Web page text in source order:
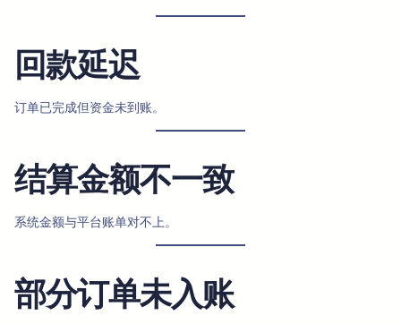
回款延迟
订单已完成但资金未到账。
结算金额不一致
系统金额与平台账单对不上。
部分订单未入账